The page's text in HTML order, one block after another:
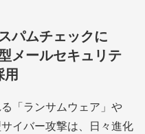
パムチェックに
メールセキュリテ
用
「ランサムウェア」や
イバー攻撃は、日々進化